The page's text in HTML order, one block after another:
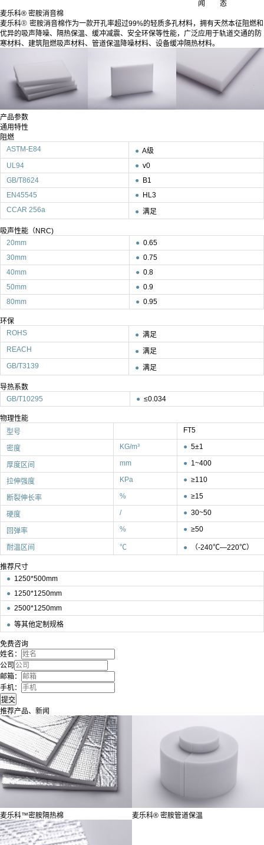
闻
态
麦乐科® 密胺消音棉
麦乐科® 密胺消音棉作为一款开孔率超过99%的轻质多孔材料，拥有天然本征阻燃和
优异的吸声降噪、隔热保温、缓冲减震、安全环保等性能，广泛应用于轨道交通的防
寒材料、建筑阻燃吸声材料、管道保温降噪材料、设备缓冲隔热材料。
产品参数
通用特性
阻燃
ASTM-E84
● A级
UL94
● v0
GB/T8624
● B1
EN45545
● HL3
CCAR 256a
● 满足
吸声性能（NRC)
20mm
● 0.65
30mm
● 0.75
40mm
● 0.8
50mm
● 0.9
80mm
● 0.95
环保
ROHS
● 满足
REACH
● 满足
GB/T3139
● 满足
导热系数
GB/T10295
● ≤0.034
物理性能
型号
FT5
密度 KG/m³ ● 5±1
厚度区间 mm ● 1~400
拉伸强度 KPa ● ≥110
断裂伸长率 % ● ≥15
硬度 / ● 30~50
回弹率 % ● ≥50
耐温区间 ℃ ● （-240℃—220℃）
推荐尺寸
● 1250*500mm
● 1250*1250mm
● 2500*1250mm
● 等其他定制规格
免费咨询
姓名：
公司
邮箱：
手机：
推荐产品、新闻
麦乐科™密胺隔热棉 麦乐科®️ 密胺管道保温